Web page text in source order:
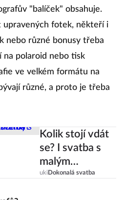
"balíček" obsahuje.
upravených fotek, někteří i
nebo různé bonusy třeba
na polaroid nebo tisk
ve velkém formátu na
různé, a proto je třeba
Kolik stojí vdát
se? I svatba s
malým
rozpočtem
uki Dokonalá svatba